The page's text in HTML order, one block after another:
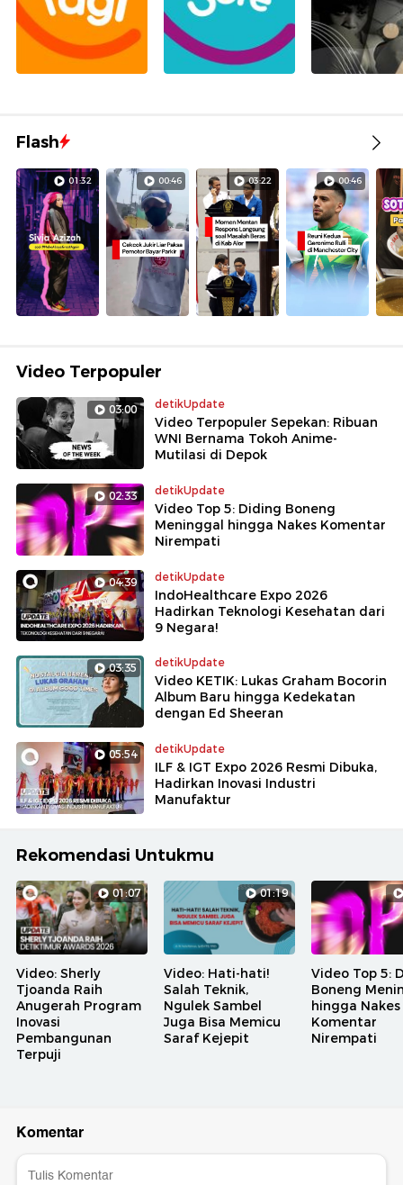
Flash
01:32 00:46 03:22 00:46
Video Terpopuler
03:00 detikUpdate
Video Terpopuler Sepekan: Ribuan
WNI Bernama Tokoh Anime-
Mutilasi di Depok
02:33 detikUpdate
Video Top 5: Diding Boneng
Meninggal hingga Nakes Komentar
Nirempati
04:39 detikUpdate
IndoHealthcare Expo 2026
Hadirkan Teknologi Kesehatan dari
9 Negara!
03:35 detikUpdate
Video KETIK: Lukas Graham Bocorin
Album Baru hingga Kedekatan
dengan Ed Sheeran
05:54 detikUpdate
ILF & IGT Expo 2026 Resmi Dibuka,
Hadirkan Inovasi Industri
Manufaktur
Rekomendasi Untukmu
01:07
Video: Sherly
Tjoanda Raih
Anugerah Program
Inovasi
Pembangunan
Terpuji
01:19
Video: Hati-hati!
Salah Teknik,
Ngulek Sambel
Juga Bisa Memicu
Saraf Kejepit
Video Top 5:
Boneng
hingga Nakes
Komentar
Nirempati